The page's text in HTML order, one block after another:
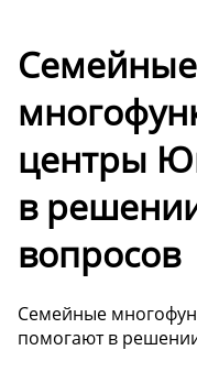
Семейные
центры
в
вопросов
Семейные
помогают в